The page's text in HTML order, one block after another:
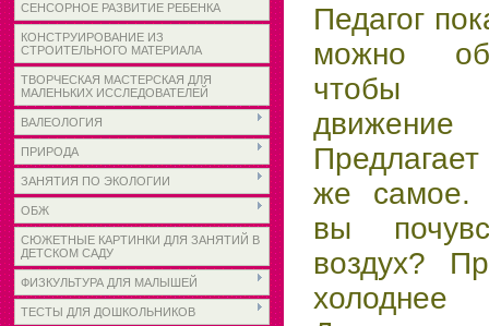
СЕНСОРНОЕ РАЗВИТИЕ РЕБЕНКА
КОНСТРУИРОВАНИЕ ИЗ
СТРОИТЕЛЬНОГО МАТЕРИАЛА
ТВОРЧЕСКАЯ МАСТЕРСКАЯ ДЛЯ
МАЛЕНЬКИХ ИССЛЕДОВАТЕЛЕЙ
ВАЛЕОЛОГИЯ
ПРИРОДА
ЗАНЯТИЯ ПО ЭКОЛОГИИ
ОБЖ
СЮЖЕТНЫЕ КАРТИНКИ ДЛЯ ЗАНЯТИЙ В
ДЕТСКОМ САДУ
ФИЗКУЛЬТУРА ДЛЯ МАЛЫШЕЙ
ТЕСТЫ ДЛЯ ДОШКОЛЬНИКОВ
Педагог
можно
чтобы
же самое.
вы
воздух?